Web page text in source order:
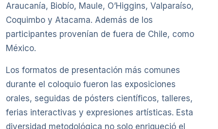
Araucanía, Biobío, Maule, O’Higgins, Valparaíso,
Coquimbo y Atacama. Además de los
participantes provenían de fuera de Chile, como
México.
Los formatos de presentación más comunes
durante el coloquio fueron las exposiciones
orales, seguidas de pósters científicos, talleres,
ferias interactivas y expresiones artísticas. Esta
diversidad metodológica no solo enriqueció el